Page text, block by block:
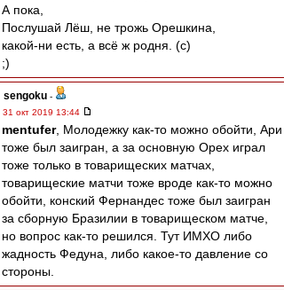
А пока,
Послушай Лёш, не трожь Орешкина,
какой-ни есть, а всё ж родня. (с)
;)
sengoku -
31 окт 2019 13:44
mentufer, Молодежку как-то можно обойти, Ари
тоже был заигран, а за основную Орех играл
тоже только в товарищеских матчах,
товарищеские матчи тоже вроде как-то можно
обойти, конский Фернандес тоже был заигран
за сборную Бразилии в товарищеском матче,
но вопрос как-то решился. Тут ИМХО либо
жадность Федуна, либо какое-то давление со
стороны.